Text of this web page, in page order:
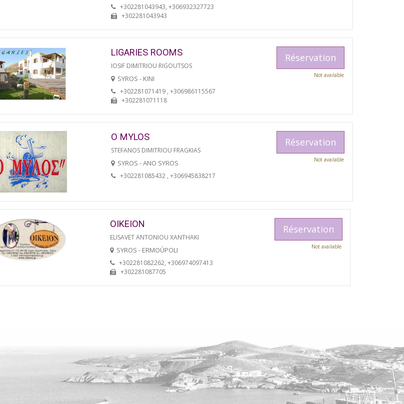
+302281043943, +306932327723
+302281043943
LIGARIES ROOMS
IOSIF DIMITRIOU RIGOUTSOS
SYROS - KINI
+302281071419 , +306986115567
+302281071118
Réservation
Not available
O MYLOS
STEFANOS DIMITRIOU FRAGKIAS
SYROS - ANO SYROS
+302281085432 , +306945838217
Réservation
Not available
OIKEION
ELISAVET ANTONIOU XANTHAKI
SYROS - ERMOÚPOLI
+302281082262, +306974097413
+302281087705
Réservation
Not available